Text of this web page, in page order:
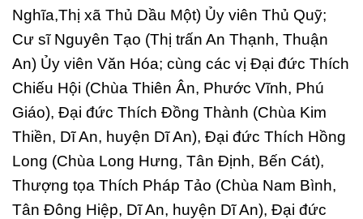
Nghĩa,Thị xã Thủ Dầu Một) Ủy viên Thủ Quỹ;
Cư sĩ Nguyên Tạo (Thị trấn An Thạnh, Thuận
An) Ủy viên Văn Hóa; cùng các vị Đại đức Thích
Chiếu Hội (Chùa Thiên Ân, Phước Vĩnh, Phú
Giáo), Đại đức Thích Đồng Thành (Chùa Kim
Thiền, Dĩ An, huyện Dĩ An), Đại đức Thích Hồng
Long (Chùa Long Hưng, Tân Định, Bến Cát),
Thượng tọa Thích Pháp Tảo (Chùa Nam Bình,
Tân Đông Hiệp, Dĩ An, huyện Dĩ An), Đại đức